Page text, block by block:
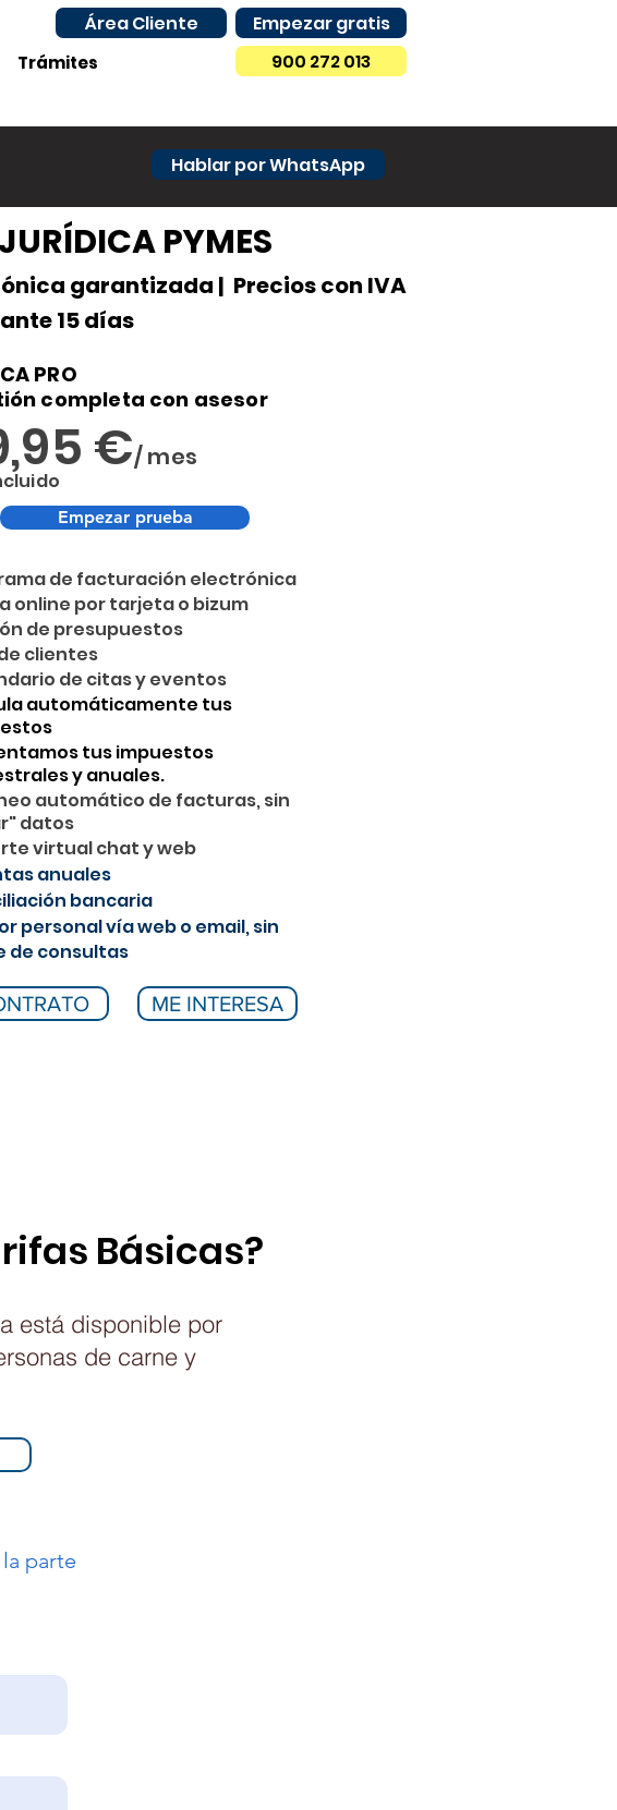
Área Cliente
Trámites
Empezar gratis
900 272 013
Hablar por WhatsApp
PYMES
garantizada | Precios con IVA
15 días
PRO
completa con asesor
5 €/ mes
Empezar prueba
de facturación electrónica
online por tarjeta o bizum
de presupuestos
clientes
de citas y eventos
automáticamente tus
tus impuestos
y anuales.
automático de facturas, sin
datos
virtual chat y web
anuales
bancaria
personal vía web o email, sin
de consultas
ME INTERESA
Básicas?
está disponible por
de carne y
parte